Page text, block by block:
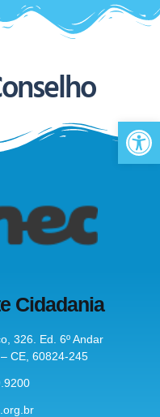
Cidadania
326. Ed. 6º Andar
CE, 60824-245